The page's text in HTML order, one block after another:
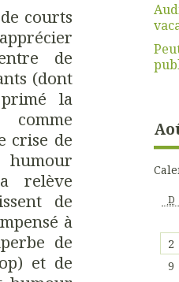
courts
de
(dont
la
crise de
humour
relève
de
à
de
et de
D
2
9